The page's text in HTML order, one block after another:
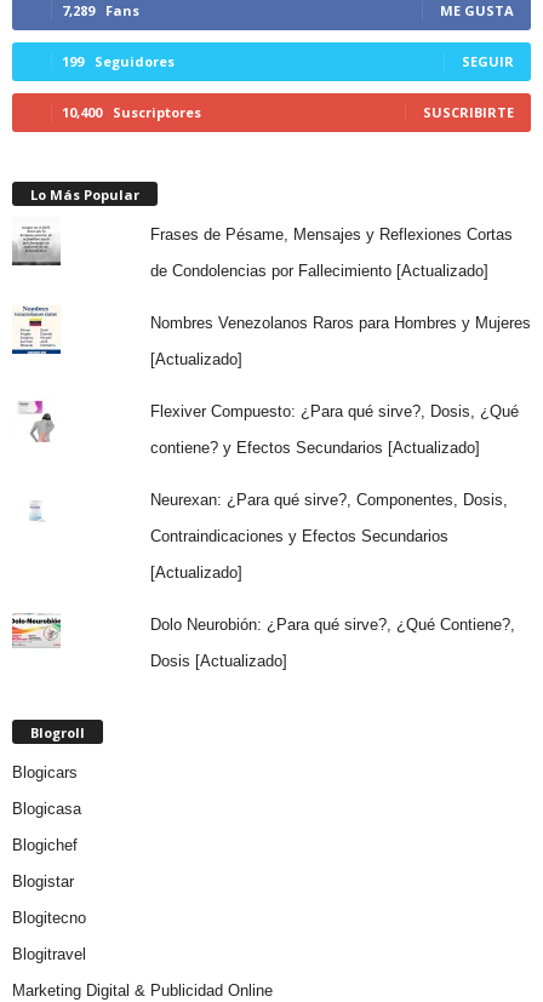
7,289 Fans ME GUSTA
199 Seguidores SEGUIR
10,400 Suscriptores SUSCRIBIRTE
Lo Más Popular
Frases de Pésame, Mensajes y Reflexiones Cortas
de Condolencias por Fallecimiento [Actualizado]
Nombres Venezolanos Raros para Hombres y Mujeres
[Actualizado]
Flexiver Compuesto: ¿Para qué sirve?, Dosis, ¿Qué
contiene? y Efectos Secundarios [Actualizado]
Neurexan: ¿Para qué sirve?, Componentes, Dosis,
Contraindicaciones y Efectos Secundarios
[Actualizado]
Dolo Neurobión: ¿Para qué sirve?, ¿Qué Contiene?,
Dosis [Actualizado]
Blogroll
Blogicars
Blogicasa
Blogichef
Blogistar
Blogitecno
Blogitravel
Marketing Digital & Publicidad Online